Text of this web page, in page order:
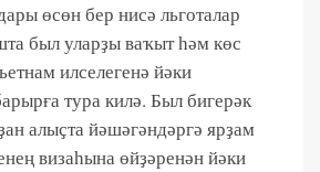
өсөн бер нисә льготалар
был уларҙы ваҡыт һәм көс
илселегенә йәки
тура килә. Был бигерәк
алыҫта йәшәгәндәргә ярҙам
визаһына өйҙәренән йәки